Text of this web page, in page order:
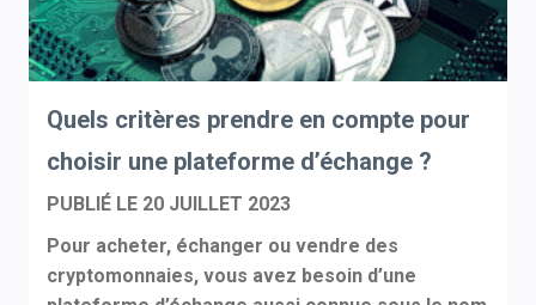
Quels critères prendre en compte pour
choisir une plateforme d’échange ?
PUBLIÉ LE 20 JUILLET 2023
Pour acheter, échanger ou vendre des
cryptomonnaies, vous avez besoin d’une